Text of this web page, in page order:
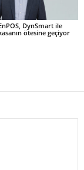
DynSmart ile
ötesine geçiyor